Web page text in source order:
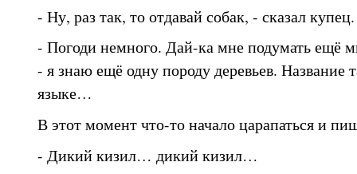
- Ну, раз так, то отдавай собак, - сказал купец.
- Погоди немного. Дай-ка мне подумать ещё
- я знаю ещё одну породу деревьев. Название
языке…
В этот момент что-то начало царапаться и
- Дикий кизил… дикий кизил…